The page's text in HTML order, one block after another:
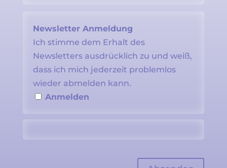
Newsletter Anmeldung
Ich stimme dem Erhalt des
Newsletters ausdrücklich zu und weiß,
dass ich mich jederzeit problemlos
wieder abmelden kann.
Anmelden